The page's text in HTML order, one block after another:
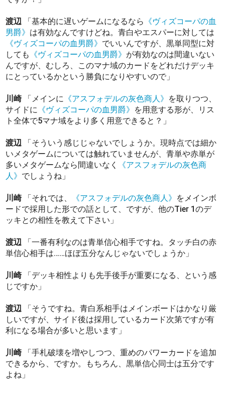
渡辺 「基本的に遅いゲームになるなら 《ヴィズコーパの血
男爵》 は有効なんですけどね。青白やエスパーに対しては
《ヴィズコーパの血男爵》 でいいんですが、黒単同型に対
しても 《ヴィズコーパの血男爵》 が有効なのは間違いない
んですが、むしろ、このマナ域のカードをどれだけデッキ
にとっているかという勝負になりやすいので」
川崎「メインに 《アスフォデルの灰色商人》 を取りつつ、
サイドに 《ヴィズコーパの血男爵》 を用意する形が、リス
ト全体で5マナ域をより多く用意できると？」
渡辺 「そういう感じじゃないでしょうか。現時点では細か
いメタゲームについては触れていませんが、青単や赤単が
多いメタゲームなら間違いなく
《アスフォデルの灰色商
人》 でしょうね」
川崎「それでは、 《アスフォデルの灰色商人》 をメインボ
ードで採用した形での話として、ですが、他のTier 1のデ
ッキとの相性を教えて下さい」
渡辺 「一番有利なのは青単信心相手ですね。タッチ白の赤
単信心相手は……ほぼ五分なんじゃないでしょうか」
川崎「デッキ相性よりも先手後手が重要になる、という感
じですか」
渡辺 「そうですね。青白系相手はメインボードはかなり厳
しいですが、サイド後は採用しているカード次第ですが有
利になる場合が多いと思います」
川崎「手札破壊を増やしつつ、重めのパワーカードを追加
できるから、ですか。もちろん、黒単信心同士は五分です
よね」